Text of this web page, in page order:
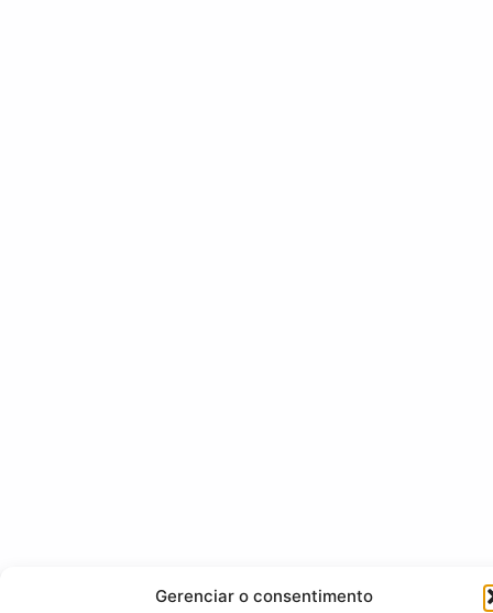
Gerenciar o consentimento